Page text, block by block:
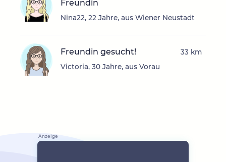
Freundin
Nina22, 22 Jahre, aus Wiener Neustadt
Freundin gesucht!
Victoria, 30 Jahre, aus Vorau
33 km